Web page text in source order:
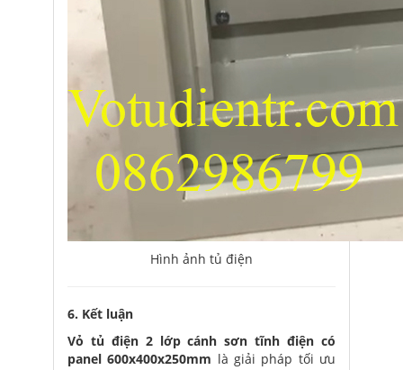
Hình ảnh tủ điện
6. Kết luận
Vỏ tủ điện 2 lớp cánh sơn tĩnh điện có
panel 600x400x250mm là giải pháp tối ưu